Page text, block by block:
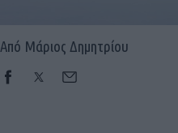
Από Μάριος Δημητρίου